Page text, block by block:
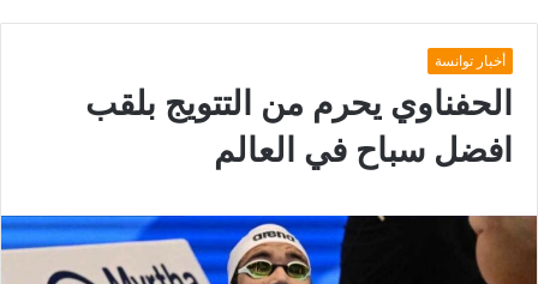
أخبار توانسة
الحفناوي يحرم من التتويج بلقب
افضل سباح في العالم